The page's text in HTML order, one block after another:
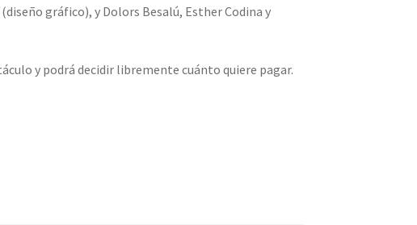
gráfico), y Dolors Besalú, Esther Codina y
y podrá decidir libremente cuánto quiere pagar.